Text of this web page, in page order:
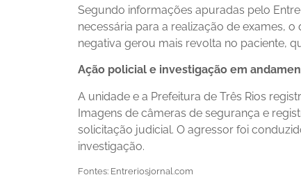
Segundo informações apuradas pelo
necessária para a realização de exames,
negativa gerou mais revolta no paciente,
Ação policial e investigação em
A unidade e a Prefeitura de Três Rios
Imagens de câmeras de segurança e
solicitação judicial. O agressor foi
investigação.
Fontes: Entreriosjornal.com